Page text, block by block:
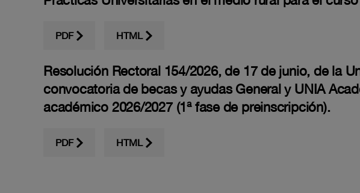
PDF HTML
Resolución Rectoral 154/2026, de 17 de junio, de la
convocatoria de becas y ayudas General y UNIA
académico 2026/2027 (1ª fase de preinscripción).
PDF HTML